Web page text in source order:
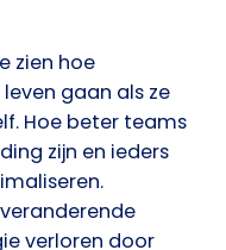
zien hoe
gaan als ze
Hoe beter teams
zijn en ieders
verloren door